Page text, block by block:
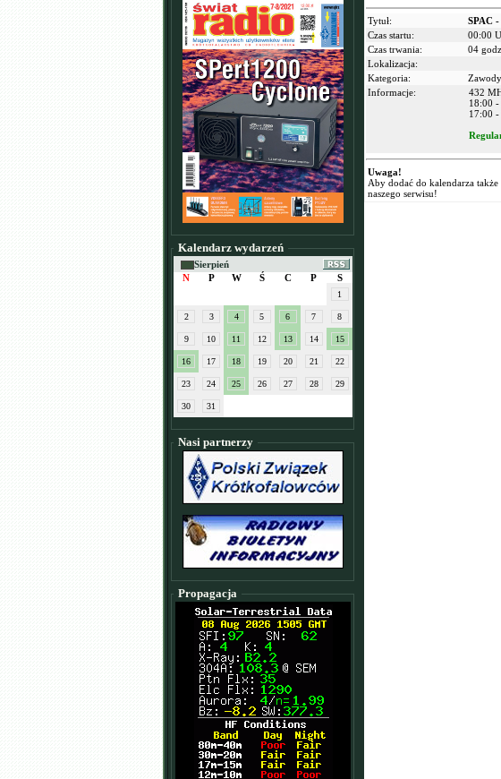
Kalendarz wydarzeń
Sierpień
N
P W Ś C P S
1
2 3 4 5 6 7 8
9 10 11 12 13 14 15
16 17 18 19 20 21 22
23 24 25 26 27 28 29
30 31
Nasi partnerzy
Propagacja
Tytuł:
SPAC
Czas startu:
00:00
Czas trwania:
04
Lokalizacja:
Kategoria:
Informacje:
432
18:00
17:00
Uwaga!
Aby dodać do kalendarza
naszego serwisu!